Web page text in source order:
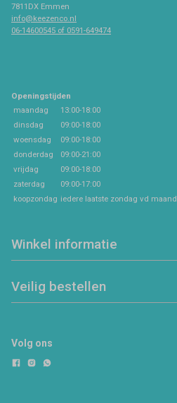
7811DX Emmen
info@keezenco.nl
06-14600545 of 0591-649474
Openingstijden
maandag
13:00-18:00
dinsdag
09:00-18:00
woensdag
09:00-18:00
donderdag
09:00-21:00
vrijdag
09:00-18:00
zaterdag
09:00-17:00
koopzondag iedere laatste zondag vd maand
Winkel informatie
Veilig bestellen
Volg ons